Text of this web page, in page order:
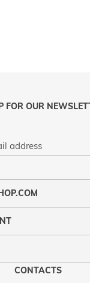
FOR OUR
POLICY
CONTACTS